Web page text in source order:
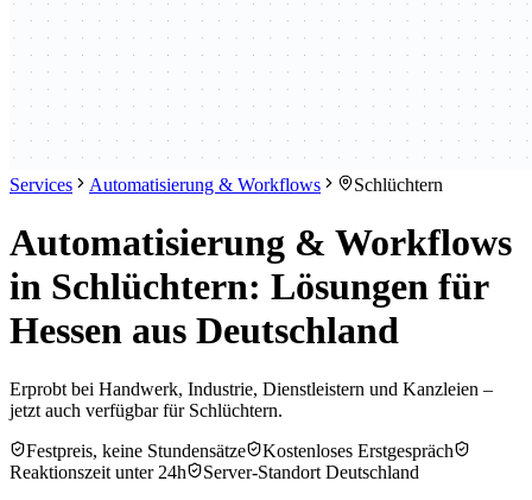
Services Automatisierung & Workflows Schlüchtern
Automatisierung & Workflows
in Schlüchtern: Lösungen für
Hessen aus Deutschland
Erprobt bei Handwerk, Industrie, Dienstleistern und Kanzleien –
jetzt auch verfügbar für Schlüchtern.
Festpreis, keine Stundensätze
Kostenloses Erstgespräch
Reaktionszeit unter 24h
Server-Standort Deutschland